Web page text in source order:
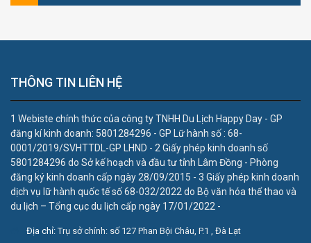
THÔNG TIN LIÊN HỆ
1 Webiste chính thức của công ty TNHH Du Lịch Happy Day - GP
đăng kí kinh doanh: 5801284296 - GP Lữ hành số : 68-
0001/2019/SVHTTDL-GP LHND - 2 Giấy phép kinh doanh số
5801284296 do Sở kế hoạch và đầu tư tỉnh Lâm Đồng - Phòng
đăng ký kinh doanh cấp ngày 28/09/2015 - 3 Giấy phép kinh doanh
dịch vụ lữ hành quốc tế số 68-032/2022 do Bộ văn hóa thể thao và
du lịch – Tổng cục du lịch cấp ngày 17/01/2022 -
Địa chỉ:Trụ sở chính: số 127 Phan Bội Châu, P.1 , Đà Lạt